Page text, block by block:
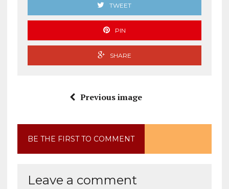
TWEET
PIN
SHARE
Previous image
BE THE FIRST TO COMMENT
Leave a comment